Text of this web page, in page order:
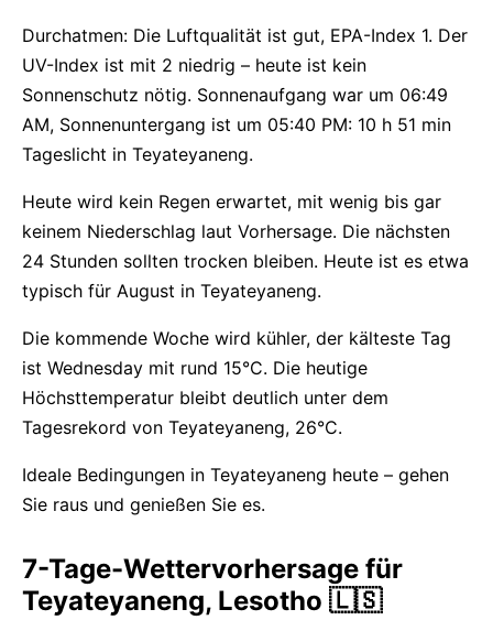
Durchatmen: Die Luftqualität ist gut, EPA-Index 1. Der
UV-Index ist mit 2 niedrig – heute ist kein
Sonnenschutz nötig. Sonnenaufgang war um 06:49
AM, Sonnenuntergang ist um 05:40 PM: 10 h 51 min
Tageslicht in Teyateyaneng.
Heute wird kein Regen erwartet, mit wenig bis gar
keinem Niederschlag laut Vorhersage. Die nächsten
24 Stunden sollten trocken bleiben. Heute ist es etwa
typisch für August in Teyateyaneng.
Die kommende Woche wird kühler, der kälteste Tag
ist Wednesday mit rund 15°C. Die heutige
Höchsttemperatur bleibt deutlich unter dem
Tagesrekord von Teyateyaneng, 26°C.
Ideale Bedingungen in Teyateyaneng heute – gehen
Sie raus und genießen Sie es.
7-Tage-Wettervorhersage für
Teyateyaneng, Lesotho 🇱🇸